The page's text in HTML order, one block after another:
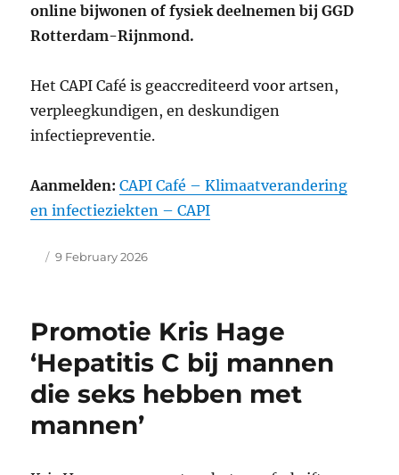
online bijwonen of fysiek deelnemen bij GGD
Rotterdam-Rijnmond.
Het CAPI Café is geaccrediteerd voor artsen,
verpleegkundigen, en deskundigen
infectiepreventie.
Aanmelden:CAPI Café – Klimaatverandering
en infectieziekten – CAPI
Author
Posted
9 February 2026
Promotie Kris Hage
‘Hepatitis C bij mannen
die seks hebben met
mannen’